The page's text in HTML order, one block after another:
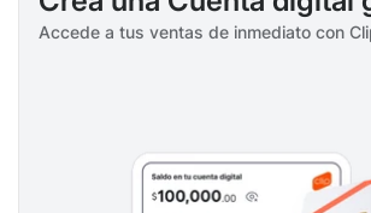
Accede a tus ventas de inmediato con